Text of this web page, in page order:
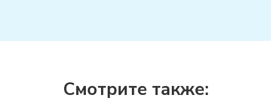
Смотрите также: